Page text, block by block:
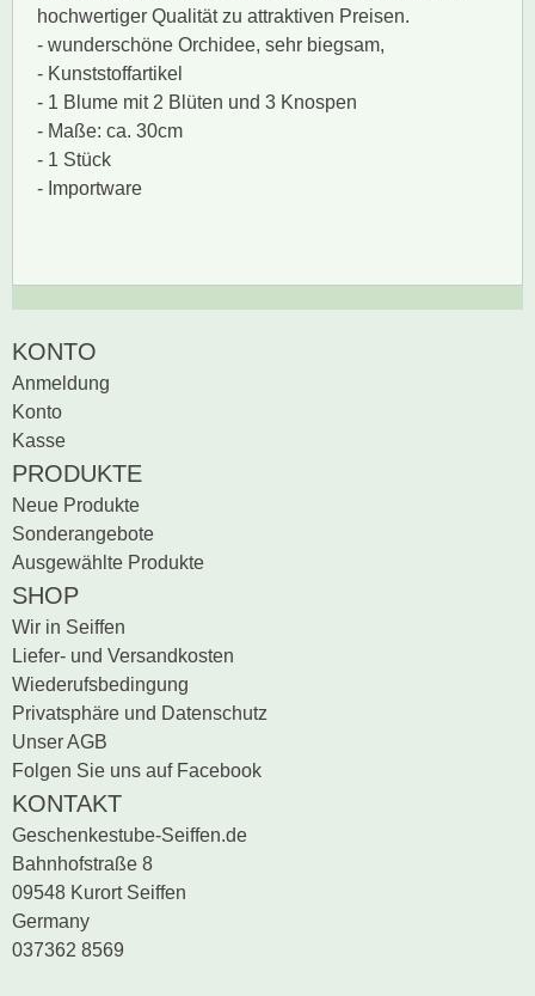
hochwertiger Qualität zu attraktiven Preisen.
- wunderschöne Orchidee, sehr biegsam,
- Kunststoffartikel
- 1 Blume mit 2 Blüten und 3 Knospen
- Maße: ca. 30cm
- 1 Stück
- Importware
Produktrezensionen.
Sei der erste, der
Bewertung schreiben
KONTO
Anmeldung
Konto
Kasse
PRODUKTE
Neue Produkte
Sonderangebote
Ausgewählte Produkte
SHOP
Wir in Seiffen
Liefer- und Versandkosten
Wiederufsbedingung
Privatsphäre und Datenschutz
Unser AGB
Folgen Sie uns auf Facebook
KONTAKT
Geschenkestube-Seiffen.de
Bahnhofstraße 8
09548 Kurort Seiffen
Germany
037362 8569